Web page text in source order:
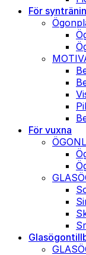
För
För vuxna